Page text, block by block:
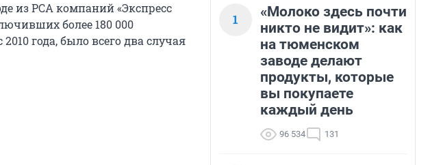
из РСА компаний «Экспресс
более 180 000
года, было всего два случая
1
«Молоко здесь почти
никто не видит»: как
на тюменском
заводе делают
продукты, которые
вы покупаете
каждый день
96 534 131